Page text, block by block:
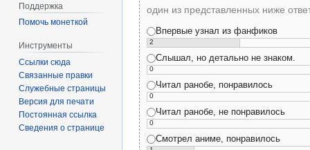
один из представленных ниже
Впервые узнал из фанфиков
2
Слышал, но детально не знаком.
0
Читал ранобе, понравилось
0
Читал ранобе, не понравилось
0
Смотрел аниме, понравилось
Поддержка
Помочь монеткой
Инструменты
Ссылки сюда
Связанные правки
Служебные страницы
Версия для печати
Постоянная ссылка
Сведения о странице